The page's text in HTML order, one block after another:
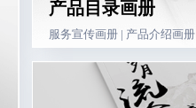
产品目录画册
服务宣传画册 | 产品介绍画册